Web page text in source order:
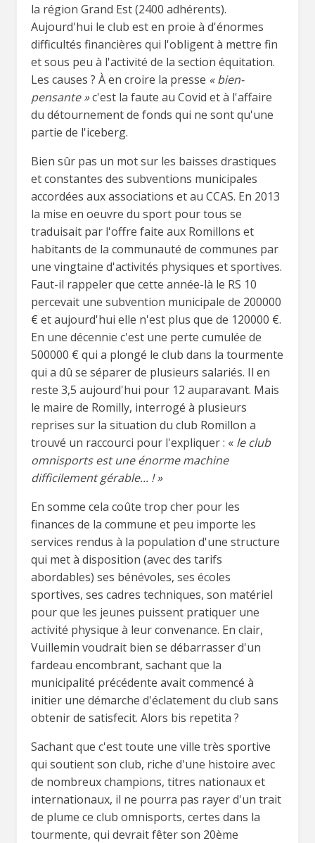
la région Grand Est (2400 adhérents).
Aujourd'hui le club est en proie à d'énormes
difficultés financières qui l'obligent à mettre fin
et sous peu à l'activité de la section équitation.
Les causes ? À en croire la presse « bien-
pensante »c'est la faute au Covid et à l'affaire
du détournement de fonds qui ne sont qu'une
partie de l'iceberg.
Bien sûr pas un mot sur les baisses drastiques
et constantes des subventions municipales
accordées aux associations et au CCAS. En 2013
la mise en oeuvre du sport pour tous se
traduisait par l'offre faite aux Romillons et
habitants de la communauté de communes par
une vingtaine d'activités physiques et sportives.
Faut-il rappeler que cette année-là le RS 10
percevait une subvention municipale de 200000
€ et aujourd'hui elle n'est plus que de 120000 €.
En une décennie c'est une perte cumulée de
500000 € qui a plongé le club dans la tourmente
qui a dû se séparer de plusieurs salariés. Il en
reste 3,5 aujourd'hui pour 12 auparavant. Mais
le maire de Romilly, interrogé à plusieurs
reprises sur la situation du club Romillon a
trouvé un raccourci pour l'expliquer : « le club
omnisports est une énorme machine
difficilement gérable... ! »
En somme cela coûte trop cher pour les
finances de la commune et peu importe les
services rendus à la population d'une structure
qui met à disposition (avec des tarifs
abordables) ses bénévoles, ses écoles
sportives, ses cadres techniques, son matériel
pour que les jeunes puissent pratiquer une
activité physique à leur convenance. En clair,
Vuillemin voudrait bien se débarrasser d'un
fardeau encombrant, sachant que la
municipalité précédente avait commencé à
initier une démarche d'éclatement du club sans
obtenir de satisfecit. Alors bis repetita ?
Sachant que c'est toute une ville très sportive
qui soutient son club, riche d'une histoire avec
de nombreux champions, titres nationaux et
internationaux, il ne pourra pas rayer d'un trait
de plume ce club omnisports, certes dans la
tourmente, qui devrait fêter son 20ème